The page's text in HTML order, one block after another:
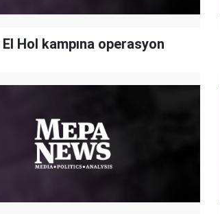
Hol kampına operasyon